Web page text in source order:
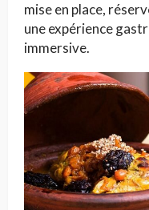
mise en place,
une expérience
immersive.